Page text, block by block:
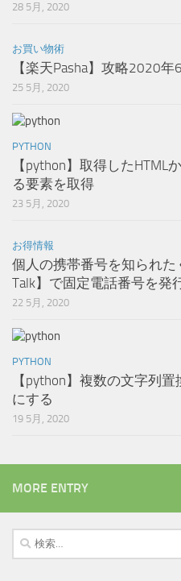
28 5月, 2020
お買い物術
【楽天Pasha】攻略2020
25 5月, 2020
PYTHON
【python】取得したHTML
る要素を取得
23 5月, 2020
お得情報
個人の携帯番号を知られた
Talk】で固定電話番号を発
22 5月, 2020
PYTHON
【python】複数の文字列
にする
19 5月, 2020
MORE ENTRY
検
索: